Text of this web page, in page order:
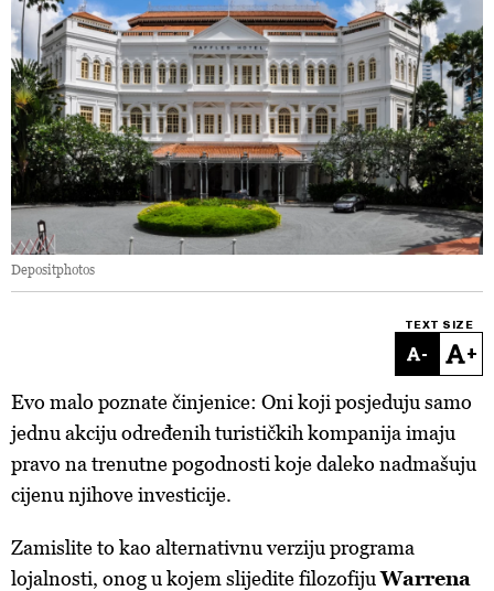
Depositphotos
TEXT SIZE
- +
Evo malo poznatečinjenice: Oni koji posjeduju samo
jednu akciju određenihturističkihkompanija imaju
pravo na trenutnepogodnosti kojedaleko nadmašuju
cijenu njihoveinvesticije.
Zamisliteto kao alternativnu verziju programa
lojalnosti, onogu kojem slijeditefilozofiju Warrena